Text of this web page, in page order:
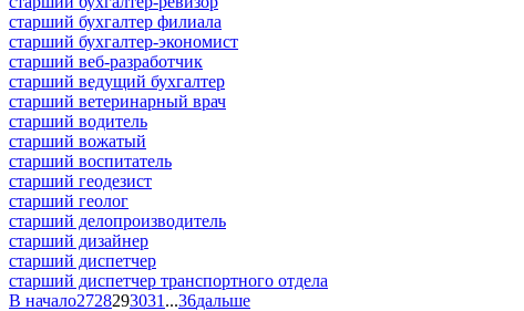
старший бухгалтер филиала
старший бухгалтер-экономист
старший веб-разработчик
старший ведущий бухгалтер
старший ветеринарный врач
старший водитель
старший вожатый
старший воспитатель
старший геодезист
старший геолог
старший делопроизводитель
старший дизайнер
старший диспетчер
старший диспетчер транспортного отдела
В начало2728293031 ...36дальше